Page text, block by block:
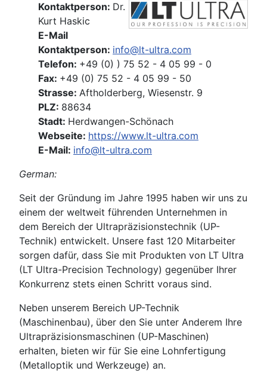
Kontaktperson: Dr.
Kurt Haskic
E-Mail
Kontaktperson: info@lt-ultra.com
Telefon: +49 (0) ) 75 52 - 4 05 99 - 0
Fax: +49 (0) 75 52 - 4 05 99 - 50
Strasse: Aftholderberg, Wiesenstr. 9
PLZ: 88634
Stadt: Herdwangen-Schönach
Webseite: https://www.lt-ultra.com
E-Mail: info@lt-ultra.com
German:
Seit der Gründung im Jahre 1995 haben wir uns zu
einem der weltweit führenden Unternehmen in
dem Bereich der Ultrapräzisionstechnik (UP-
Technik) entwickelt. Unsere fast 120 Mitarbeiter
sorgen dafür, dass Sie mit Produkten von LT Ultra
(LT Ultra-Precision Technology) gegenüber Ihrer
Konkurrenz stets einen Schritt voraus sind.
Neben unserem Bereich UP-Technik
(Maschinenbau), über den Sie unter Anderem Ihre
Ultrapräzisionsmaschinen (UP-Maschinen)
erhalten, bieten wir für Sie eine Lohnfertigung
(Metalloptik und Werkzeuge) an.